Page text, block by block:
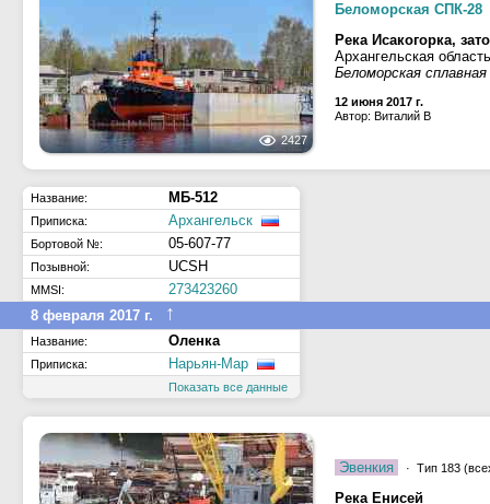
2427
Беломорская СПК-28
Река Исакогорка,
Архангельская
Беломорская
12 июня 2017 г.
Автор: Виталий В
Название: МБ-512
Приписка: Архангельск
Бортовой №: 05-607-77
Позывной: UCSH
MMSI:
273423260
8 февраля 2017 г.
↑
Название: Оленка
Приписка: Нарьян-Мар
Показать все данные
Эвенкия · Тип 183
Река Енисей